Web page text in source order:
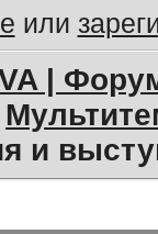
или
|
и